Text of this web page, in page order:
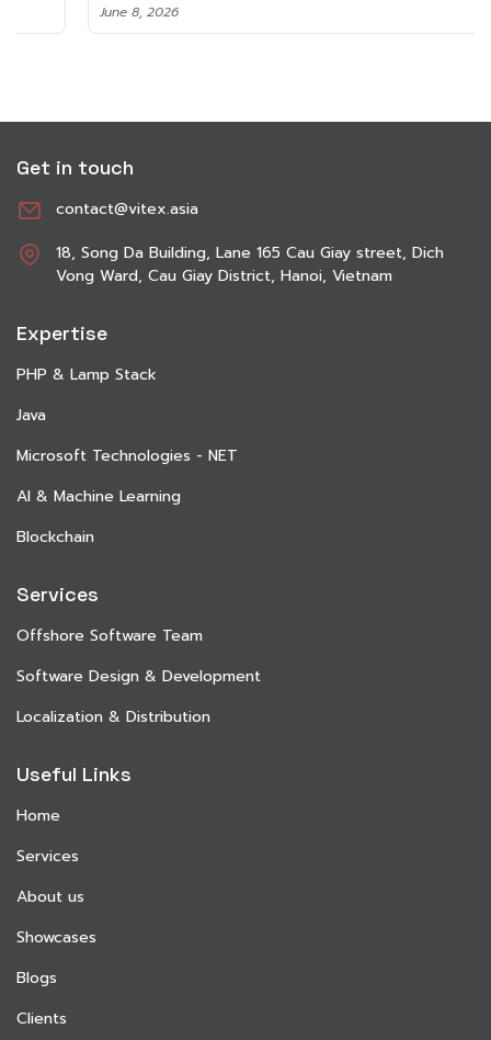
June 8, 2026
Get in touch
contact@vitex.asia
18, Song Da Building, Lane 165 Cau Giay street, Dich
Vong Ward, Cau Giay District, Hanoi, Vietnam
Expertise
PHP & Lamp Stack
Java
Microsoft Technologies - NET
AI & Machine Learning
Blockchain
Services
Offshore Software Team
Software Design & Development
Localization & Distribution
Useful Links
Home
Services
About us
Showcases
Blogs
Clients